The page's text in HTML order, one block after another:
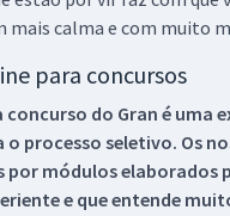
mais calma e com muito
para concursos
concurso do Gran é uma
processo seletivo. Os
módulos elaborados
e que entende